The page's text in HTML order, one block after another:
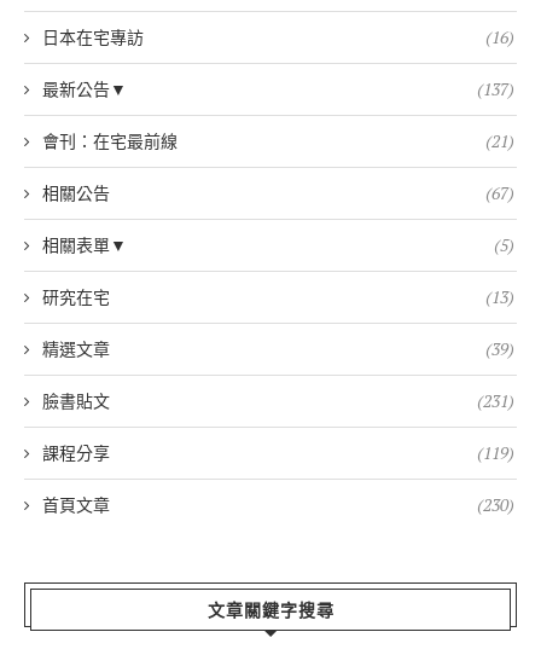
日本在宅專訪 (16)
最新公告▼ (137)
會刊：在宅最前線 (21)
相關公告 (67)
相關表單▼ (5)
研究在宅 (13)
精選文章 (39)
臉書貼文 (231)
課程分享 (119)
首頁文章 (230)
文章關鍵字搜尋